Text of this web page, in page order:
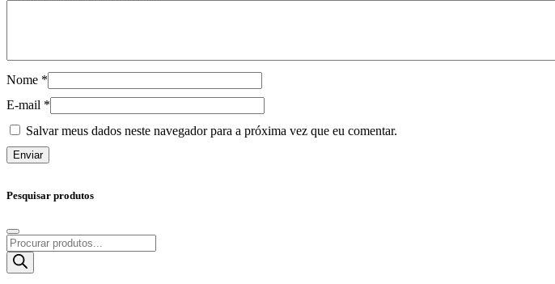
Nome *
E-mail *
Salvar meus dados neste navegador para a próxima vez que eu comentar.
Pesquisar produtos
Pesquisar
produtos